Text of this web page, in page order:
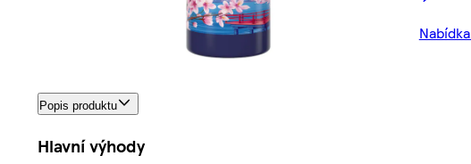
Popis produktu
Hlavní výhody